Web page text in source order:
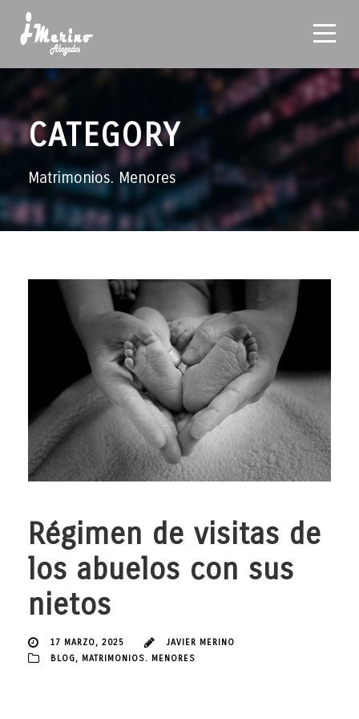
CATEGORY
Matrimonios. Menores
Régimen de visitas de
los abuelos con sus
nietos
17 MARZO, 2025
JAVIER MERINO
BLOG, MATRIMONIOS. MENORES